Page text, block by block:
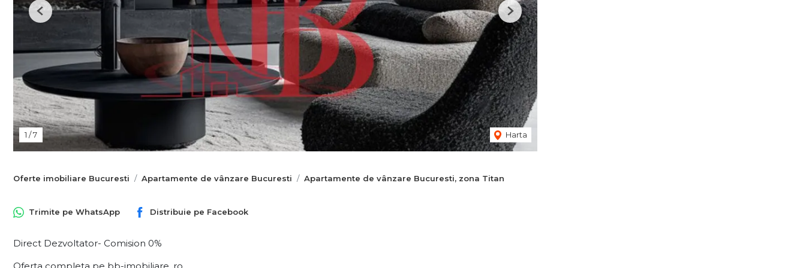
1 /7 Harta
Previous Next
Oferte imobiliare Bucuresti Apartamente de vânzare Bucuresti Apartamente de vânzare Bucuresti, zona Titan
Trimite pe WhatsApp Distribuie pe Facebook
Direct Dezvoltator- Comision 0%